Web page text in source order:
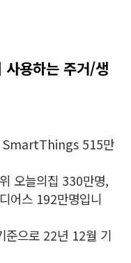
용하는 주거/생
SmartThings 515만
오늘의집 330만명,
어스 192만명입니
준으로 22년 12월 기